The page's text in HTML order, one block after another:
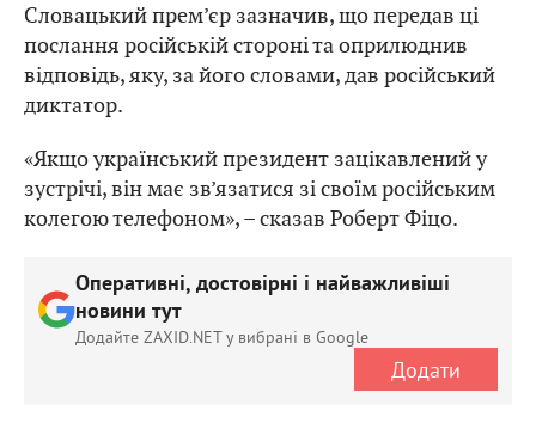
Словацький прем’єр зазначив, що передав ці
послання російській стороні та оприлюднив
відповідь, яку, за його словами, дав російський
диктатор.
«Якщо український президент зацікавлений у
зустрічі, він має зв’язатися зі своїм російським
колегою телефоном», – сказав Роберт Фіцо.
Оперативні, достовірні і найважливіші
новини тут
Додайте ZAXID.NET у вибрані в Google
Додати